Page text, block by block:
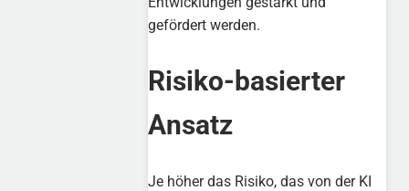
gefördert werden.
Risiko-basierter
Ansatz
Je höher das Risiko, das von der KI